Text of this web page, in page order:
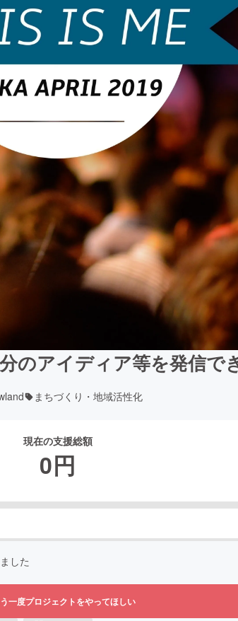
アイディア等を発信で
まちづくり・地域活性化
現在の支援総額
0円
した
一度プロジェクトをやってほしい